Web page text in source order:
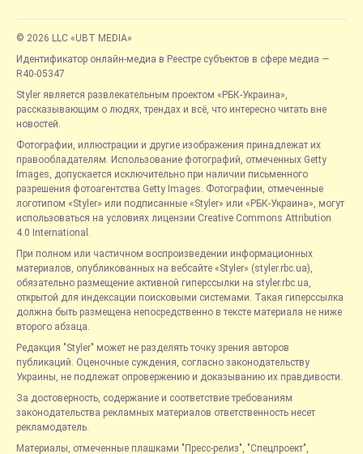
© 2026 LLC «UBT MEDIA»
Идентификатор онлайн-медиа в Реестре субъектов в сфере медиа —
R40-05347
Styler является развлекательным проектом «РБК-Украина»,
рассказывающим о людях, трендах и всё, что интересно читать вне
новостей.
Фотографии, иллюстрации и другие изображения принадлежат их
правообладателям. Использование фотографий, отмеченных Getty
Images, допускается исключительно при наличии письменного
разрешения фотоагентства Getty Images. Фотографии, отмеченные
логотипом «Styler» или подписанные «Styler» или «РБК-Украина», могут
использоваться на условиях лицензии Creative Commons Attribution
4.0 International.
При полном или частичном воспроизведении информационных
материалов, опубликованных на вебсайте «Styler» (styler.rbc.ua),
обязательно размещение активной гиперссылки на styler.rbc.ua,
открытой для индексации поисковыми системами. Такая гиперссылка
должна быть размещена непосредственно в тексте материала не ниже
второго абзаца.
Редакция "Styler" может не разделять точку зрения авторов
публикаций. Оценочные суждения, согласно законодательству
Украины, не подлежат опровержению и доказыванию их правдивости.
За достоверность, содержание и соответствие требованиям
законодательства рекламных материалов ответственность несет
рекламодатель.
Материалы, отмеченные плашками "Пресс-релиз", "Спецпроект",